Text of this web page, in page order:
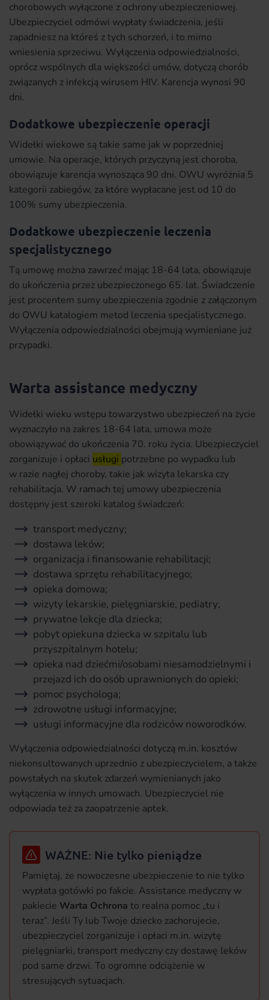
chorobowych wyłączone z ochrony ubezpieczeniowej.
Ubezpieczyciel odmówi wypłaty świadczenia, jeśli
zapadniesz na któreś z tych schorzeń, i to mimo
wniesienia sprzeciwu. Wyłączenia odpowiedzialności,
oprócz wspólnych dla większości umów, dotyczą chorób
związanych z infekcją wirusem HIV. Karencja wynosi 90
dni.
Dodatkowe ubezpieczenie operacji
Widełki wiekowe są takie same jak w poprzedniej
umowie. Na operacje, których przyczyną jest choroba,
obowiązuje karencja wynosząca 90 dni. OWU wyróżnia 5
kategorii zabiegów, za które wypłacane jest od 10 do
100% sumy ubezpieczenia.
Dodatkowe ubezpieczenie leczenia
specjalistycznego
Tą umowę można zawrzeć mając 18-64 lata, obowiązuje
do ukończenia przez ubezpieczonego 65. lat. Świadczenie
jest procentem sumy ubezpieczenia zgodnie z załączonym
do OWU katalogiem metod leczenia specjalistycznego.
Wyłączenia odpowiedzialności obejmują wymieniane już
przypadki.
Warta assistance medyczny
Widełki wieku wstępu towarzystwo ubezpieczeń na życie
wyznaczyło na zakres 18-64 lata, umowa może
obowiązywać do ukończenia 70. roku życia. Ubezpieczyciel
zorganizuje i opłaci usługi potrzebne po wypadku lub
w razie nagłej choroby, takie jak wizyta lekarska czy
rehabilitacja. W ramach tej umowy ubezpieczenia
dostępny jest szeroki katalog świadczeń:
transport medyczny;
dostawa leków;
organizacja i finansowanie rehabilitacji;
dostawa sprzętu rehabilitacyjnego;
opieka domowa;
wizyty lekarskie, pielęgniarskie, pediatry;
prywatne lekcje dla dziecka;
pobyt opiekuna dziecka w szpitalu lub
przyszpitalnym hotelu;
opieka nad dziećmi/osobami niesamodzielnymi i
przejazd ich do osób uprawnionych do opieki;
pomoc psychologa;
zdrowotne usługi informacyjne;
usługi informacyjne dla rodziców noworodków.
Wyłączenia odpowiedzialności dotyczą m.in. kosztów
niekonsultowanych uprzednio z ubezpieczycielem, a także
powstałych na skutek zdarzeń wymienianych jako
wyłączenia w innych umowach. Ubezpieczyciel nie
odpowiada też za zaopatrzenie aptek.
WAŻNE: Nie tylko pieniądze
Pamiętaj, że nowoczesne ubezpieczenie to nie tylko
wypłata gotówki po fakcie. Assistance medyczny w
pakiecie Warta Ochrona to realna pomoc „tu i
teraz”. Jeśli Ty lub Twoje dziecko zachorujecie,
ubezpieczyciel zorganizuje i opłaci m.in. wizytę
pielęgniarki, transport medyczny czy dostawę leków
pod same drzwi. To ogromne odciążenie w
stresujących sytuacjach.